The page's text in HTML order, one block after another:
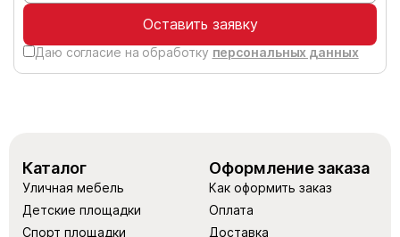
Оставить заявку
Даю согласие на обработку персональных данных
Каталог
Уличная мебель
Детские площадки
Спорт площадки
Оформление заказа
Как оформить заказ
Оплата
Доставка